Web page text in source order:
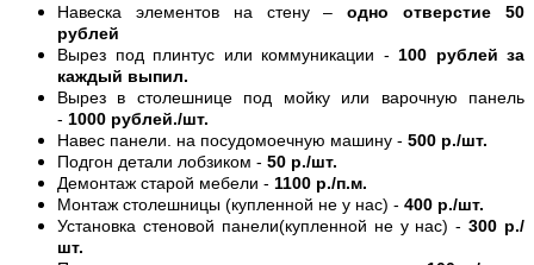
Навеска элементов на стену –одно отверстие 50
рублей
Вырез под плинтус или коммуникации - 100 рублей за
каждый выпил.
Вырез в столешнице под мойку или варочную панель
- 1000 рублей./шт.
Навес панели. на посудомоечную машину - 500 р./шт.
Подгон детали лобзиком - 50 р./шт.
Демонтаж старой мебели - 1100 р./п.м.
Монтаж столешницы (купленной не у нас) - 400 р./шт.
Установка стеновой панели(купленной не у нас) -300 р./
шт.